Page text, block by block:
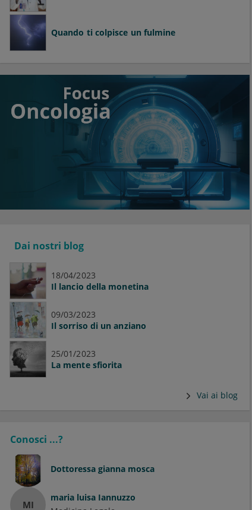
Quando ti colpisce un fulmine
Dai nostri blog
18/04/2023
Il lancio della monetina
09/03/2023
Il sorriso di un anziano
25/01/2023
La mente sfiorita
Vai ai blog
Conosci ...?
Dottoressa gianna mosca
MI
maria luisa Iannuzzo